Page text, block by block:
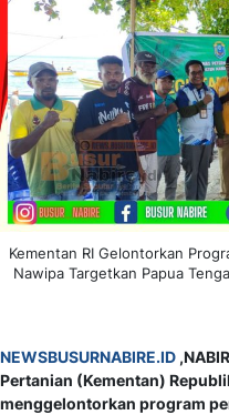
Kementan RI Gelontorkan
Nawipa Targetkan Papua
NEWSBUSURNABIRE.ID
Pertanian (Kementan)
menggelontorkan program